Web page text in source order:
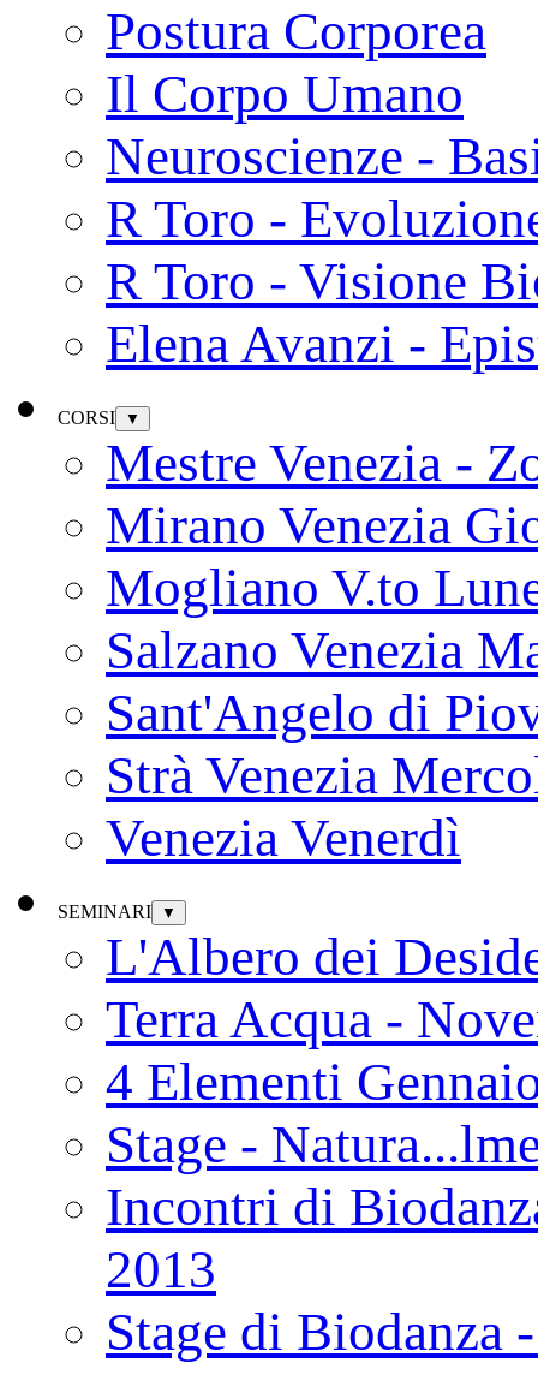
Postura Corporea
Il Corpo Umano
Neuroscienze -
R Toro -
R Toro - Visione
Elena Avanzi -
CORSI ▼
Mestre Venezia -
Mirano Venezia
Mogliano V.to
Salzano Venezia
Sant'Angelo di
Strà Venezia
Venezia Venerdì
SEMINARI ▼
L'Albero dei
Terra Acqua -
4 Elementi
Stage -
Incontri di
2013
Stage di Biodanza